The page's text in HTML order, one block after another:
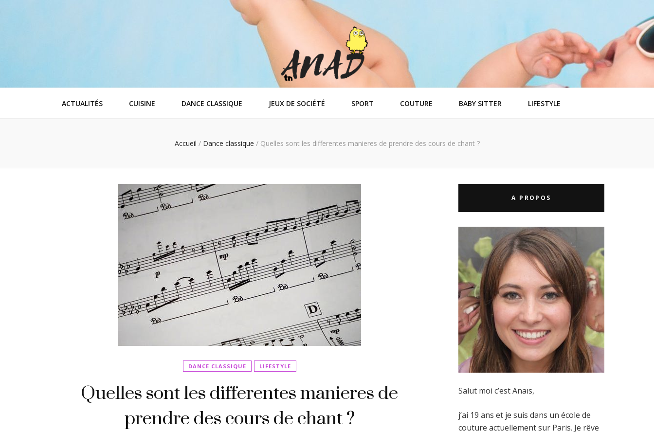
Anad tn
ACTUALITÉS CUISINE DANCE CLASSIQUE JEUX DE SOCIÉTÉ SPORT COUTURE BABY SITTER LIFESTYLE
Accueil / Dance classique / Quelles sont les differentes manieres de prendre des cours de chant ?
DANCE CLASSIQUE LIFESTYLE
Quelles sont les differentes manieres de
prendre des cours de chant ?
A PROPOS
Salut moi c’est Anaïs,
j’ai 19 ans et je suis dans un école de
couture actuellement sur Paris. Je rêve